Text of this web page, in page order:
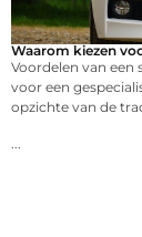
Waarom kiezen
Voordelen van een
voor een
opzichte van de